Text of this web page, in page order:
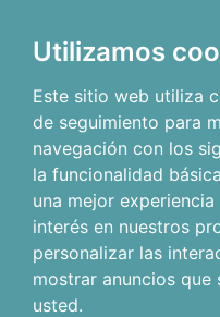
Utilizamos
Este sitio web utiliza
de seguimiento para
navegación con los
la funcionalidad
una mejor
interés en nuestros
personalizar las
mostrar anuncios que
usted.